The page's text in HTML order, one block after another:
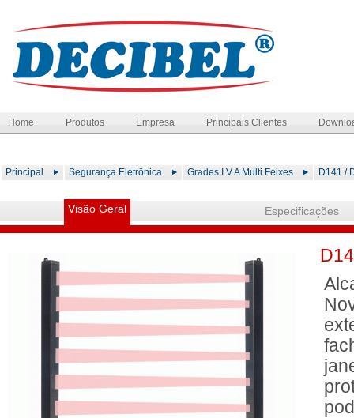
Home Produtos Empresa Principais Clientes
Principal Segurança Eletrônica Grades I.V.A Multi Feixes D141 /
Visão Geral Especificações